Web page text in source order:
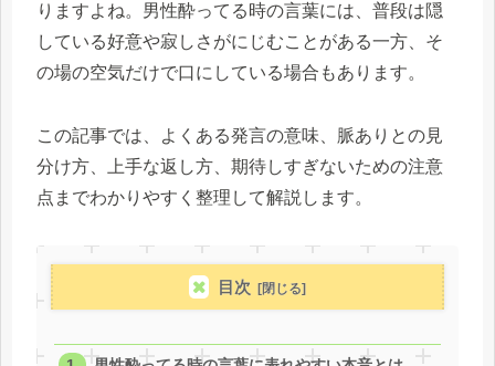
りますよね。男性酔ってる時の言葉には、普段は隠
している好意や寂しさがにじむことがある一方、そ
の場の空気だけで口にしている場合もあります。
この記事では、よくある発言の意味、脈ありとの見
分け方、上手な返し方、期待しすぎないための注意
点までわかりやすく整理して解説します。
目次